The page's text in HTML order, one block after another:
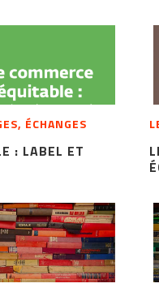
ÉCHANGES
: LABEL ET